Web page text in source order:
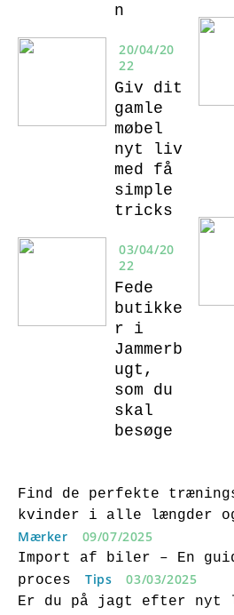
n
20/04/20
22
Giv dit
gamle
møbel
nyt liv
med få
simple
tricks
03/04/20
22
Fede
butikke
r i
Jammerb
ugt,
som du
skal
besøge
Find de perfekte
kvinder i alle længder
Mærker 09/07/2025
Import af biler – En
proces
Tips 03/03/2025
Er du på jagt efter nyt